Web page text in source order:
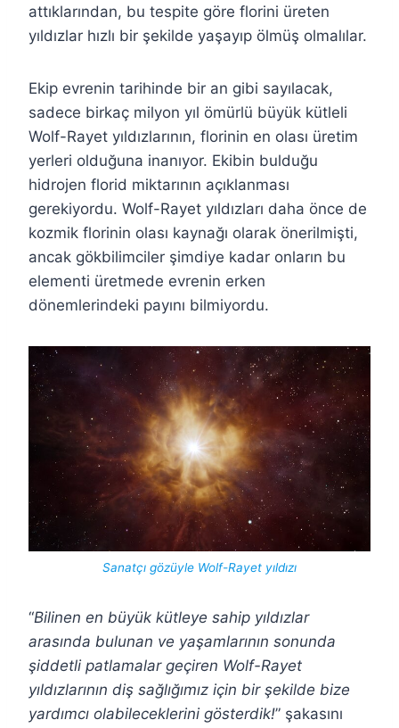
attıklarından, bu tespite göre florini üreten
yıldızlar hızlı bir şekilde yaşayıp ölmüş olmalılar.
Ekip evrenin tarihinde bir an gibi sayılacak,
sadece birkaç milyon yıl ömürlü büyük kütleli
Wolf-Rayet yıldızlarının, florinin en olası üretim
yerleri olduğuna inanıyor. Ekibin bulduğu
hidrojen florid miktarının açıklanması
gerekiyordu. Wolf-Rayet yıldızları daha önce de
kozmik florinin olası kaynağı olarak önerilmişti,
ancak gökbilimciler şimdiye kadar onların bu
elementi üretmede evrenin erken
dönemlerindeki payını bilmiyordu.
Sanatçı gözüyle Wolf-Rayet yıldızı
“Bilinen en büyük kütleye sahip yıldızlar
arasında bulunan ve yaşamlarının sonunda
şiddetli patlamalar geçiren Wolf-Rayet
yıldızlarının diş sağlığımız için bir şekilde bize
yardımcı olabileceklerini gösterdik!” şakasını